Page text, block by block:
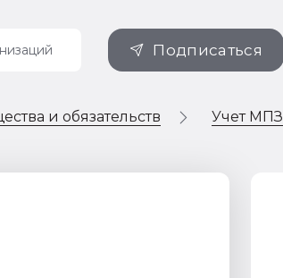
Подписаться
и обязательств Учет МПЗ